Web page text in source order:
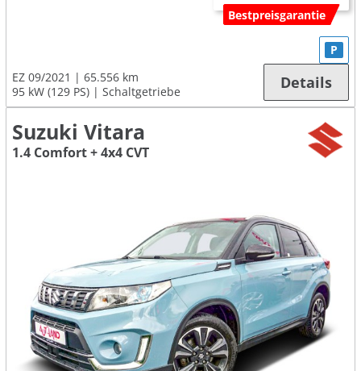
Bestpreisgarantie
EZ 09/2021
65.556 km
95 kW (129 PS)
Schaltgetriebe
P
Details
Suzuki Vitara
1.4 Comfort + 4x4 CVT